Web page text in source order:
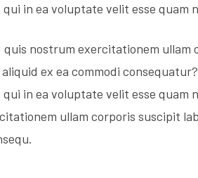
in ea voluptate velit esse quam
quis nostrum exercitationem ullam
ex ea commodi
in ea voluptate velit esse quam
ullam corporis suscipit